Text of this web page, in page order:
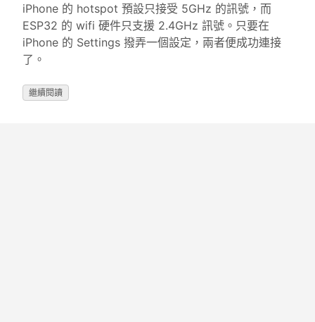
iPhone 的 hotspot 預設只接受 5GHz 的訊號，而
ESP32 的 wifi 硬件只支援 2.4GHz 訊號。只要在
iPhone 的 Settings 撥弄一個設定，兩者便成功連接
了。
繼續閱讀